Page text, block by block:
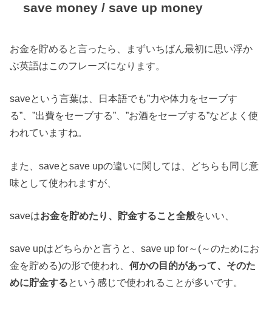
save money / save up money
お金を貯めると言ったら、まずいちばん最初に思い浮か
ぶ英語はこのフレーズになります。
saveという言葉は、日本語でも”力や体力をセーブす
る”、”出費をセーブする”、”お酒をセーブする”などよく使
われていますね。
また、saveとsave upの違いに関しては、どちらも同じ意
味として使われますが、
saveはお金を貯めたり、貯金すること全般をいい、
save upはどちらかと言うと、save up for～(～のためにお
金を貯める)の形で使われ、何かの目的があって、そのた
めに貯金するという感じで使われることが多いです。